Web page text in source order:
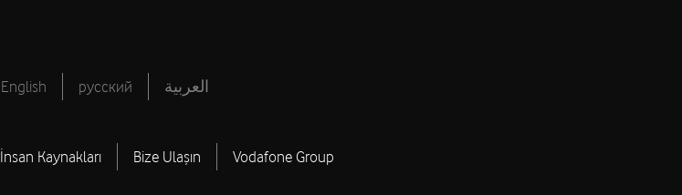
English русский العربية
İnsan Kaynakları Bize Ulaşın Vodafone Group